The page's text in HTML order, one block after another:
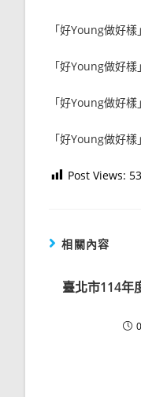
「好Young做好
「好Young做好
「好Young做好
「好Young做好
Post Views:
相關內容
臺北市114年